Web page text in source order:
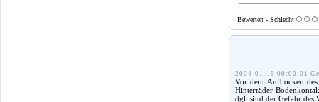
Bewerten - Schlecht
2004-01-19 00:00:01
Vor dem Aufbocken
Hinterräder
dgl. sind der Gefahr des